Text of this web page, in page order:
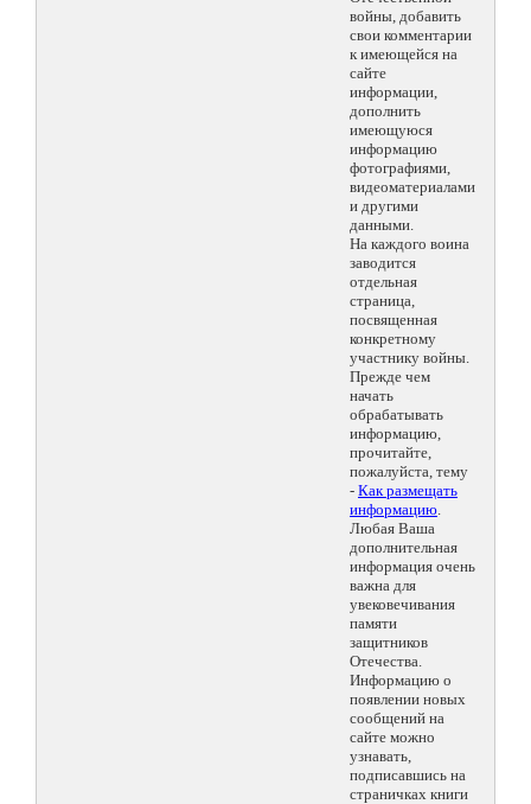
войны, добавить
свои комментарии
к имеющейся на
сайте
информации,
дополнить
имеющуюся
информацию
фотографиями,
видеоматериалами
и другими
данными.
На каждого воина
заводится
отдельная
страница,
посвященная
конкретному
участнику войны.
Прежде чем
начать
обрабатывать
информацию,
прочитайте,
пожалуйста, тему
- Как размещать
информацию.
Любая Ваша
дополнительная
информация очень
важна для
увековечивания
памяти
защитников
Отечества.
Информацию о
появлении новых
сообщений на
сайте можно
узнавать,
подписавшись на
страничках книги